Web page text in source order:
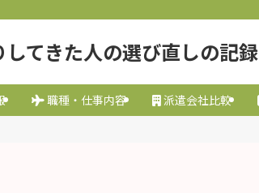
してきた人の選び直しの記録
職種・仕事内容 派遣会社比較